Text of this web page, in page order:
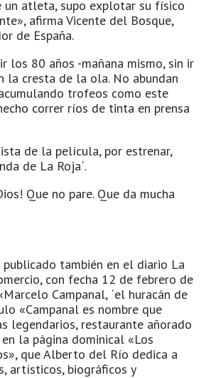
un atleta, supo explotar su físico
afirma Vicente del Bosque,
de España.
los 80 años -mañana mismo, sin ir
la cresta de la ola. No abundan
trofeos como este
correr ríos de tinta en prensa
de la película, por estrenar,
de La Roja´.
Que no pare. Que da mucha
también en el diario La
con fecha 12 de febrero de
Campanal, ´el huracán de
«Campanal es nombre que
legendarios, restaurante añorado
la página dominical «Los
que Alberto del Río dedica a
artísticos, biográficos y